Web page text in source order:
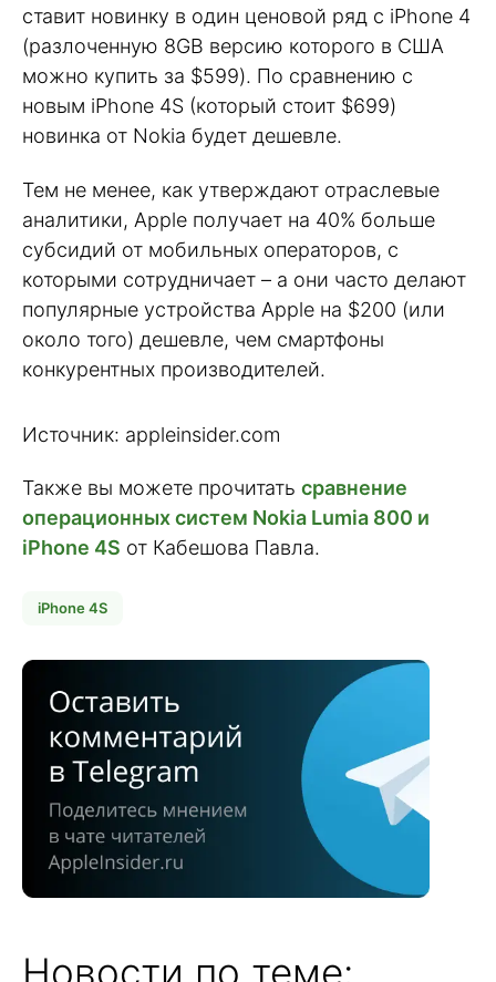
ставит новинку в один ценовой ряд с iPhone 4
(разлоченную 8GB версию которого в США
можно купить за $599). По сравнению с
новым iPhone 4S (который стоит $699)
новинка от Nokia будет дешевле.
Тем не менее, как утверждают отраслевые
аналитики, Apple получает на 40% больше
субсидий от мобильных операторов, с
которыми сотрудничает – а они часто делают
популярные устройства Apple на $200 (или
около того) дешевле, чем смартфоны
конкурентных производителей.
Источник: appleinsider.com
Также вы можете прочитать сравнение
операционных систем Nokia Lumia 800 и
iPhone 4S от Кабешова Павла.
iPhone 4S
Новости по теме: